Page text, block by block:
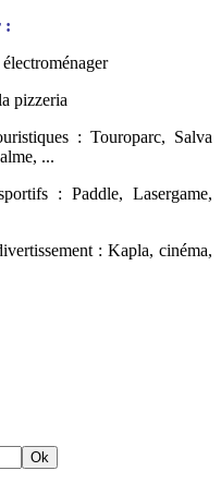
:
pizzeria
: Touroparc, Salva
...
: Paddle, Lasergame,
: Kapla, cinéma,